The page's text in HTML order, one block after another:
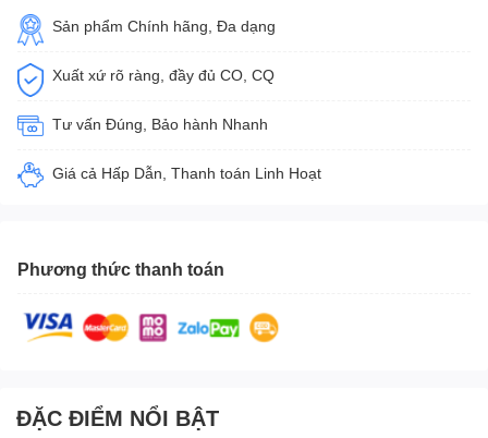
Sản phẩm Chính hãng, Đa dạng
Xuất xứ rõ ràng, đầy đủ CO, CQ
Tư vấn Đúng, Bảo hành Nhanh
Giá cả Hấp Dẫn, Thanh toán Linh Hoạt
Phương thức thanh toán
ĐẶC ĐIỂM NỔI BẬT